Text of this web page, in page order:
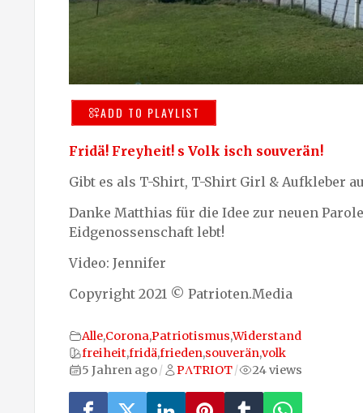
ADD TO PLAYLIST
Fridä! Freyheit! s Volk isch souverän!
Gibt es als T-Shirt, T-Shirt Girl & Aufkleber
Danke Matthias für die Idee zur neuen
Eidgenossenschaft lebt!
Video: Jennifer
Copyright 2021 © Patrioten.Media
Alle,Corona,Patriotismus,Widerstand
freiheit,fridä,frieden,souverän,volk
5 Jahren ago/ PΛTRIOT/ 24 views